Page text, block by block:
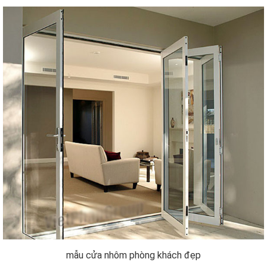
mẫu cửa nhôm phòng khách đẹp